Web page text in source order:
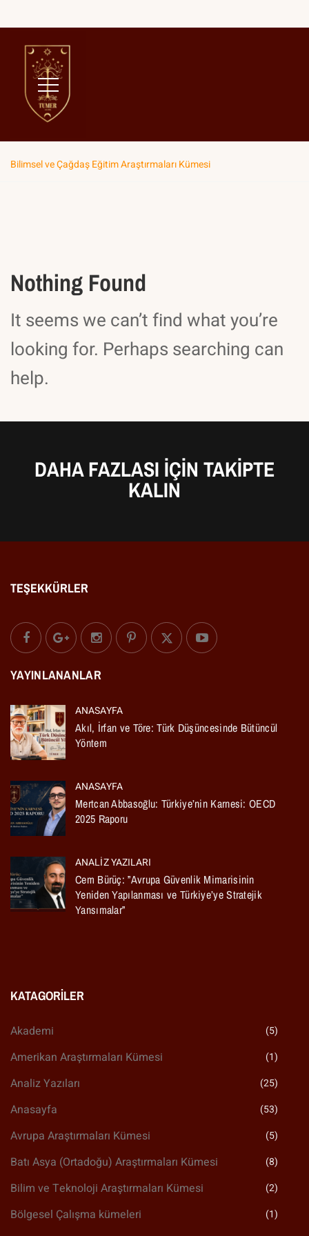
Bilimsel ve Çağdaş Eğitim Araştırmaları Kümesi
Nothing Found
It seems we can’t find what you’re
looking for. Perhaps searching can
help.
DAHA FAZLASI IÇIN TAKIPTE
KALIN
TEŞEKKÜRLER
YAYINLANANLAR
ANASAYFA
Akıl, İrfan ve Töre: Türk Düşüncesinde Bütüncül
Yöntem
ANASAYFA
Mertcan Abbasoğlu: Türkiye’nin Karnesi: OECD
2025 Raporu
ANALIZ YAZILARI
Cem Bürüç: ”Avrupa Güvenlik Mimarisinin
Yeniden Yapılanması ve Türkiye’ye Stratejik
Yansımalar”
KATAGORILER
Akademi (5)
Amerikan Araştırmaları Kümesi (1)
Analiz Yazıları (25)
Anasayfa (53)
Avrupa Araştırmaları Kümesi (5)
Batı Asya (Ortadoğu) Araştırmaları Kümesi (8)
Bilim ve Teknoloji Araştırmaları Kümesi (2)
Bölgesel Çalışma kümeleri (1)